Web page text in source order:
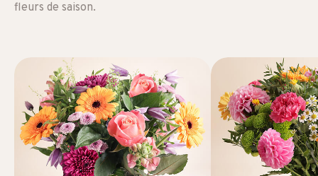
fleurs de saison.